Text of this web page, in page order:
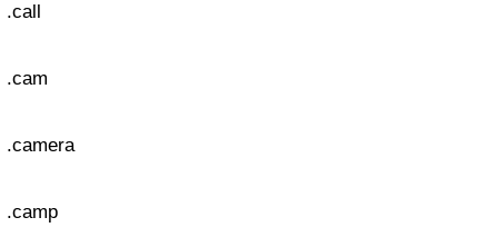
.call
.cam
.camera
.camp